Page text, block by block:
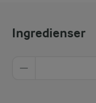
Ingredienser